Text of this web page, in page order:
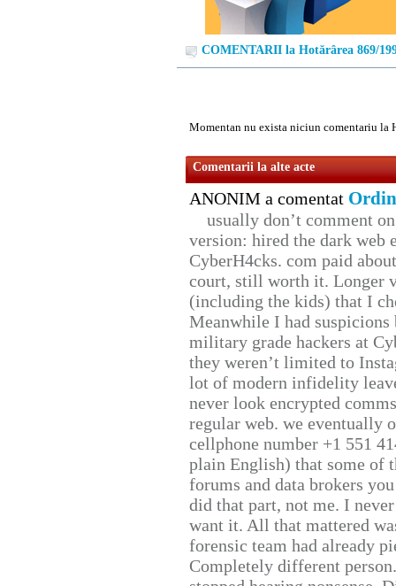
COMENTARII la Hotărârea 869/
Momentan nu exista niciun comentariu la
Comentarii la alte acte
ANONIM a comentat
usually don’t comment
version: hired the dark web
CyberH4cks. com paid
court, still worth it. Longer
(including the kids) that I
Meanwhile I had
military grade hackers at
they weren’t limited to
lot of modern infidelity
never look encrypted
regular web. we eventually
cellphone number +1 551
plain English) that some of
forums and data brokers
did that part, not me. I
want it. All that mattered
forensic team had already
Completely different